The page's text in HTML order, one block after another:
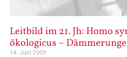
Leitbild im 21. Jh: Homo
ökologicus –
14. Juni 2009